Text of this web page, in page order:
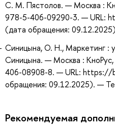
С. М. Пястолов. — Москва :
978-5-406-09290-3. — URL:
(дата обращения:
Синицына, О. Н., Маркетинг :
Синицына. — Москва :
406-08908-8. — URL:
обращения: 09.12.2025). —
Рекомендуемая